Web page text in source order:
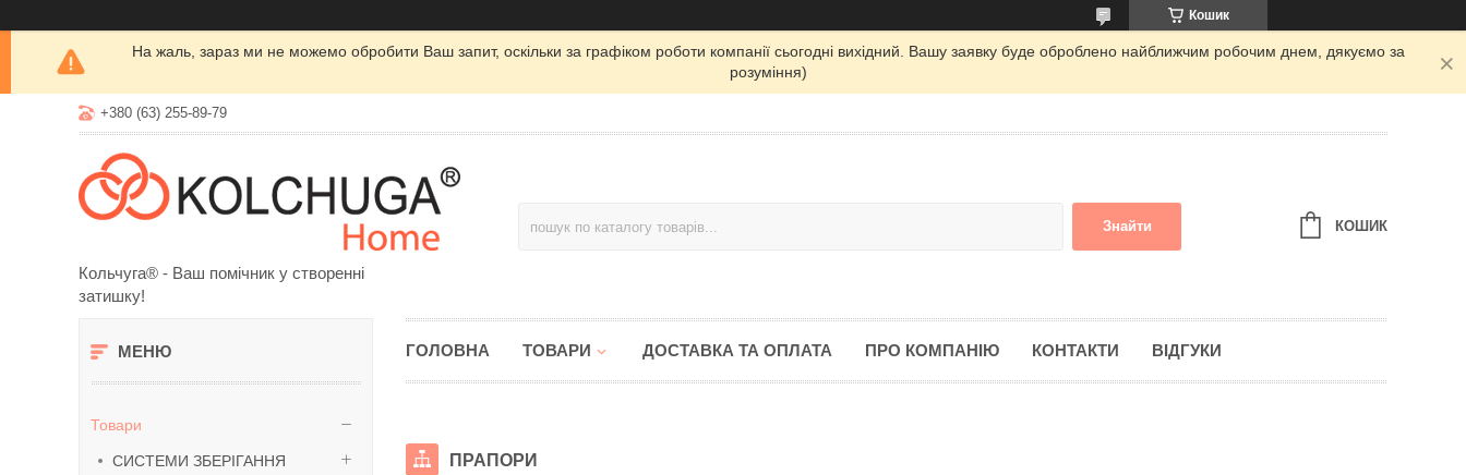
Кошик
На жаль, зараз ми не можемо обробити Ваш запит, оскільки за графіком роботи компанії сьогодні вихідний. Вашу заявку буде оброблено найближчим робочим днем, дякуємо за
розуміння)
+380 (63) 255-89-79
Кольчуга® - Ваш помічник у створенні
затишку!
Знайти КОШИК
Товари
СИСТЕМИ ЗБЕРІГАННЯ
ГОЛОВНА ТОВАРИ ДОСТАВКА ТА ОПЛАТА ПРО КОМПАНІЮ КОНТАКТИ ВІДГУКИ
ПРАПОРИ